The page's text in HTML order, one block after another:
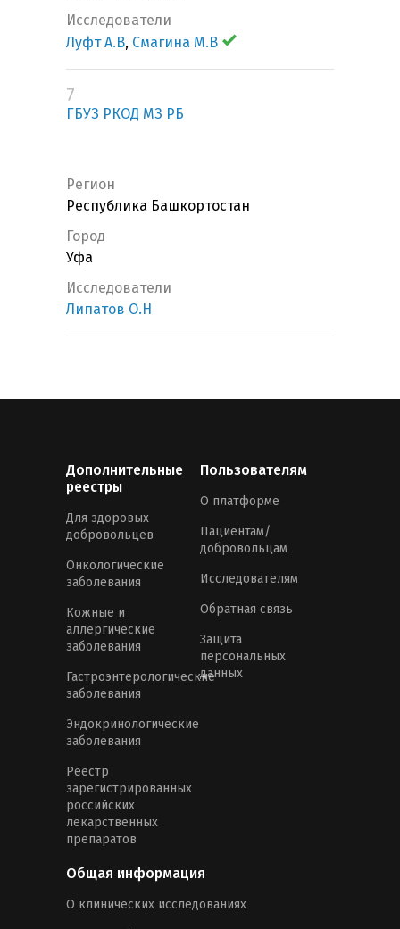
Исследователи
Луфт А.В, Смагина М.В
7
ГБУЗ РКОД МЗ РБ
Регион
Республика Башкортостан
Город
Уфа
Исследователи
Липатов О.Н
Дополнительные
реестры
Для здоровых
добровольцев
Онкологические
заболевания
Кожные и
аллергические
заболевания
Гастроэнтерологические
заболевания
Эндокринологические
заболевания
Реестр
зарегистрированных
российских
лекарственных
препаратов
Пользователям
О платформе
Пациентам/
добровольцам
Исследователям
Обратная связь
Защита
персональных
данных
Общая информация
О клинических исследованиях